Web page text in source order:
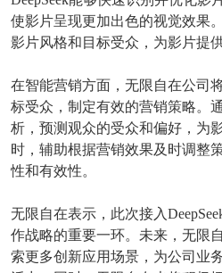
使影片呈现更加出色的视觉效果
影片风格和目标受众，为影片提
在智能营销方面，无限自在公司
标受众，制定有效的营销策略。
析，预测观众的受众和偏好，为
时，辅助根据营销效果及时调整
性和有效性。
无限自在表示，此次接入
作战略的重要一环。未来，无限
索更多创新应用场景，为公司业